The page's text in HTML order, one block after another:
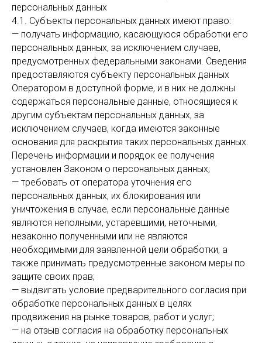
персональных данных
4.1. Субъекты персональных данных имеют право:
— получать информацию, касающуюся обработки его
персональных данных, за исключением случаев,
предусмотренных федеральными законами. Сведения
предоставляются субъекту персональных данных
Оператором в доступной форме, и в них не должны
содержаться персональные данные, относящиеся к
другим субъектам персональных данных, за
исключением случаев, когда имеются законные
основания для раскрытия таких персональных данных.
Перечень информации и порядок ее получения
установлен Законом о персональных данных;
— требовать от оператора уточнения его
персональных данных, их блокирования или
уничтожения в случае, если персональные данные
являются неполными, устаревшими, неточными,
незаконно полученными или не являются
необходимыми для заявленной цели обработки, а
также принимать предусмотренные законом меры по
защите своих прав;
— выдвигать условие предварительного согласия при
обработке персональных данных в целях
продвижения на рынке товаров, работ и услуг;
— на отзыв согласия на обработку персональных